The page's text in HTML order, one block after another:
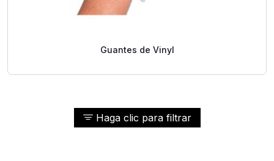
Haga clic para filtrar
Guantes de Vinyl